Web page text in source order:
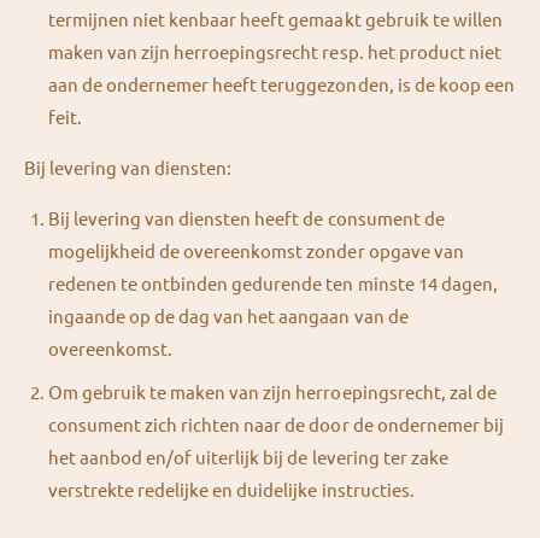
termijnen niet kenbaar heeft gemaakt gebruik te willen
maken van zijn herroepingsrecht resp. het product niet
aan de ondernemer heeft teruggezonden, is de koop een
feit.
Bij levering van diensten:
Bij levering van diensten heeft de consument de
mogelijkheid de overeenkomst zonder opgave van
redenen te ontbinden gedurende ten minste 14 dagen,
ingaande op de dag van het aangaan van de
overeenkomst.
Om gebruik te maken van zijn herroepingsrecht, zal de
consument zich richten naar de door de ondernemer bij
het aanbod en/of uiterlijk bij de levering ter zake
verstrekte redelijke en duidelijke instructies.